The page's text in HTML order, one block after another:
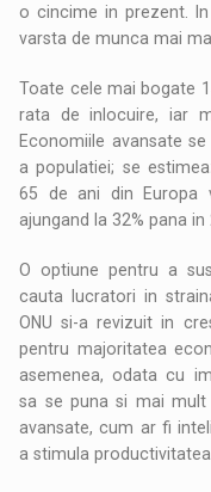
o cincime in prezent.
varsta de munca mai
Toate cele mai bogate
rata de inlocuire, iar
Economiile avansate
a populatiei; se
65 de ani din Europa
ajungand la 32% pana in
O optiune pentru a
cauta lucratori in
ONU si-a revizuit in
pentru majoritatea
asemenea, odata cu
sa se puna si mai
avansate, cum ar fi
a stimula